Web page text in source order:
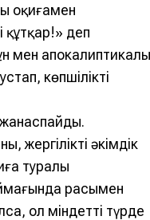
оқиғамен
құтқар!» деп
мен
көпшілікті
жергілікті әкімдік
туралы
расымен
ол міндетті түрде